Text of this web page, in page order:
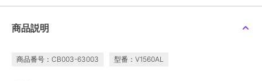
商品説明
商品番号：CB003-63003 型番：V1560AL